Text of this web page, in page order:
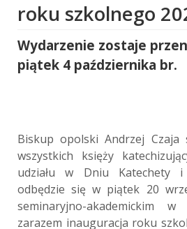
roku szkolnego
Wydarzenie zostaje
piątek 4 października br.
Biskup opolski Andrzej Czaja
wszystkich księży
udziału w Dniu Katechety i
odbędzie się w piątek 20
seminaryjno-akademickim
zarazem inauguracja roku